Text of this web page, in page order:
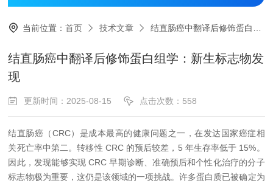
当前位置：首页 技术文章 结直肠癌中翻译后修饰蛋白组学：新生标志物发现
结直肠癌中翻译后修饰蛋白组学：新生标志物发
现
更新时间：2025-08-15 点击次数：558
结直肠癌（CRC）是成本最高的健康问题之一，在发达国家癌症相
关死亡率中第二。转移性 CRC 的预后较差，5 年生存率低于 15%。
因此，发现能够实现 CRC 早期诊断、准确预后和个性化治疗的分子
标志物极为重要，这仍是该领域的一项挑战。许多蛋白质已被确定为